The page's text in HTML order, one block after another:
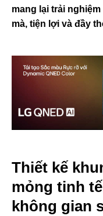
mang lại trải
mà, tiện lợi và đầy
Thiết kế
mỏng tinh
không gian